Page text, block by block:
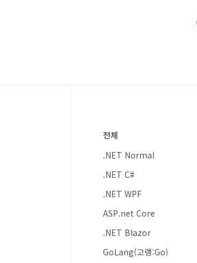
전체
.NET Normal
.NET C#
.NET WPF
ASP.net Core
.NET Blazor
GoLang(고랭:Go)